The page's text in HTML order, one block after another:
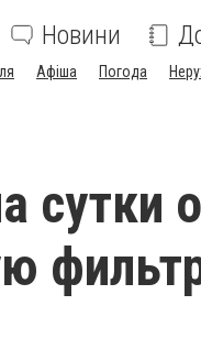
Новини
Афіша Погода
сутки